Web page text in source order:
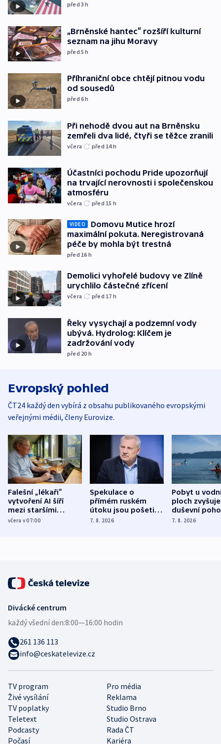
před 3h
„Brněnské hantec“ rozšíří kulturní
seznam na jihu Moravy
před 5h
Příhraniční obce chtějí pitnou vodu
od sousedů
před 6h
Při nehodě dvou aut na Brněnsku
zemřeli dva lidé, čtyři se těžce zranili
včera před 14h
Účastníci pochodu Pride upozorňují
na trvající nerovnosti i společenskou
atmosféru
včera před 15 h
VIDEO
Domovu Mutice hrozí
maximální pokuta. Neregistrovaná
péče by mohla být trestná
před 16 h
Demolici vyhořelé budovy ve Zlíně
urychlilo částečné zřícení
včera před 17 h
Řeky vysychají a podzemní vody
ubývá. Hydrolog: Klíčem je
zadržování vody
před 20 h
Evropský pohled
ČT24 každý den vybírá z obsahu publikovaného evropskými
veřejnými médii, členy Eurovize.
Falešní „lékaři“
vytvoření AI šíří
mezi staršími
Poláky nebezpečné
včera v 07:00
Spekulace o
přímém ruském
útoku jsou pošetilé,
míní estonský
7. 8. 2026
Pobyt u
ploch zvyšuje
duševní
ukázala
7. 8. 2026
TV program
Pro média
Živé vysílání
Reklama
TV poplatky
Studio Brno
Teletext
Studio Ostrava
Podcasty
Rada ČT
Počasí
Kariéra
Divácké centrum
každý všední den:8:00—16:00 hodin
261 136 113
info@ceskatelevize.cz